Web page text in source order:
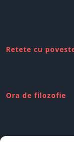
Retete cu
Ora de filozofie